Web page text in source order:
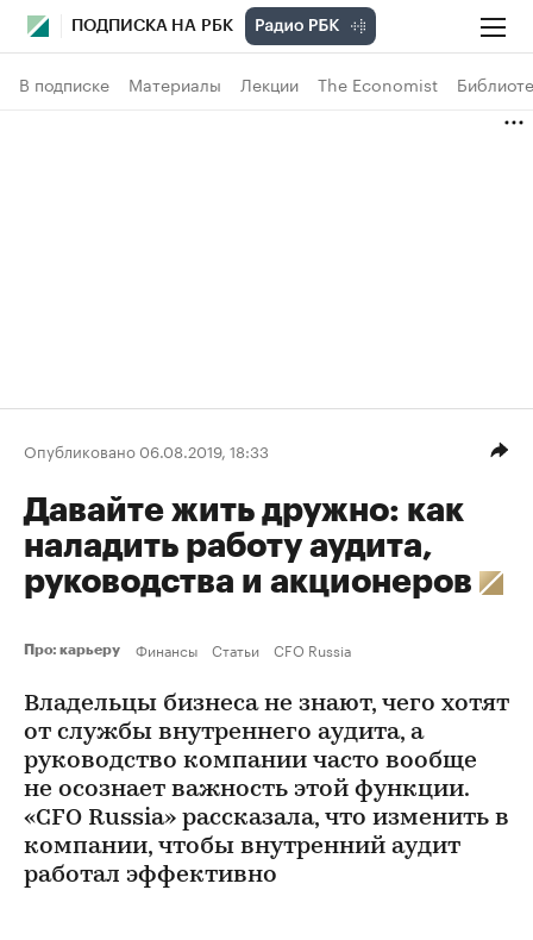
ПОДПИСКА НА РБК
В подписке Материалы Лекции The Economist
Опубликовано 06.08.2019, 18:33
Давайте жить дружно: как
наладить работу аудита,
руководства и акционеров
Про: карьеру Финансы Статьи CFO Russia
Владельцы бизнеса не знают, чего хотят
от службы внутреннего аудита, а
руководство компании часто вообще
не осознает важность этой функции.
«CFO Russia» рассказала, что изменить в
компании, чтобы внутренний аудит
работал эффективно